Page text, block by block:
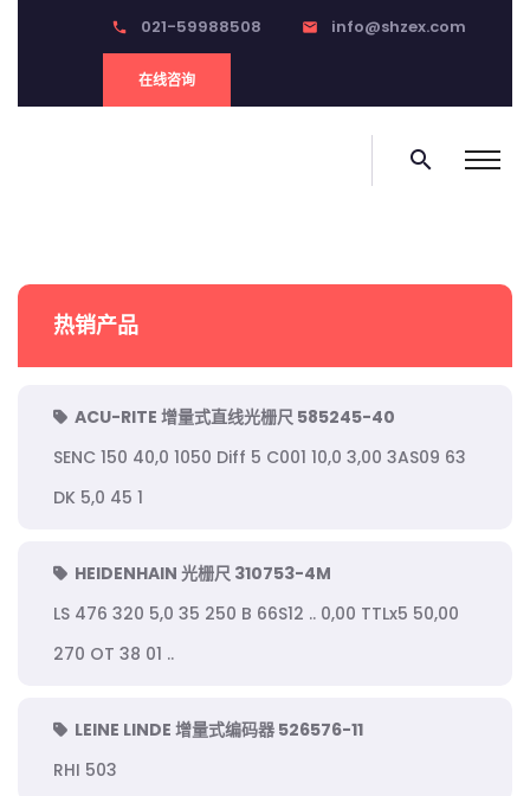
phone 021-59988508 email info@shzex.com
在线咨询
search
热销产品
ACU-RITE 增量式直线光栅尺 585245-40
SENC 150 40,0 1050 Diff 5 C001 10,0 3,00 3AS09 63
DK 5,0 45 1
HEIDENHAIN 光栅尺 310753-4M
LS 476 320 5,0 35 250 B 66S12 .. 0,00 TTLx5 50,00
270 OT 38 01 ..
LEINE LINDE 增量式编码器 526576-11
RHI 503